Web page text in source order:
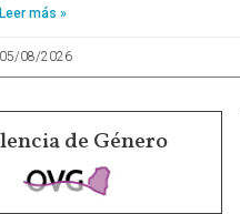
Leer más »
05/08/2026
de Género